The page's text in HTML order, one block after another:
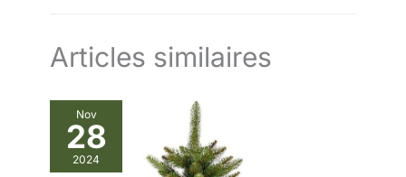
Articles similaires
Nov
28
2024